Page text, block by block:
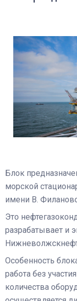
Блок
морской
имени В.
Это
разрабатывает и
Особенность
работа без
количества